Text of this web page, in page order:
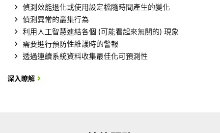
偵測效能退化或使用設定檔隨時間產生的變化
偵測異常的叢集行為
利用人工智慧連結各個 (可能看起來無關的) 現象
需要進行預防性維護時的警報
透過連續系統資料收集最佳化可預測性
深入瞭解